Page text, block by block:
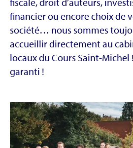
financier ou encore choix de
société… nous sommes
accueillir directement au
locaux du Cours Saint-Michel
garanti !